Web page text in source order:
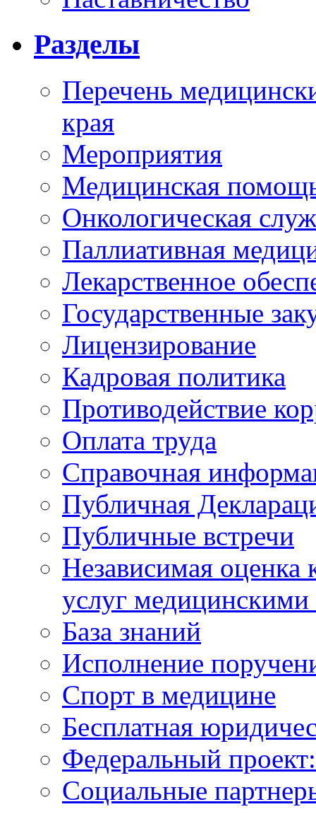
Разделы
Перечень
края
Мероприятия
Медицинская
Онкологическая
Паллиативная
Лекарственное
Государственные
Лицензирование
Кадровая политика
Противодействие
Оплата труда
Справочная
Публичная
Публичные встречи
Независимая оценка
услуг
База знаний
Исполнение
Спорт в медицине
Бесплатная
Федеральный
Социальные